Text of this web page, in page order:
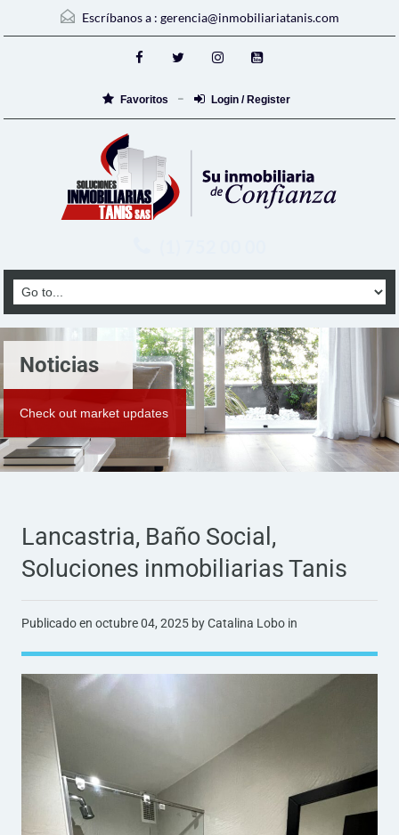
Escríbanos a : gerencia@inmobiliariatanis.com
Favoritos Login / Register
Noticias
Check out market updates
Lancastria, Baño Social,
Soluciones inmobiliarias Tanis
Publicado en octubre 04, 2025 by Catalina Lobo in